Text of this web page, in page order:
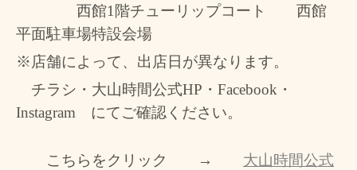
西館1 階チューリップコート 西館
平面駐車場特設会場
※店舗によって、出店日が異なります。
チラシ・ 大山時間公式HP ・ Facebook ・
Instagram にてご確認ください。
こちらをクリック → 大山時間公式